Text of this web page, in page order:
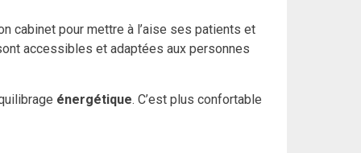
cabinet pour mettre à l’aise ses patients et
accessibles et adaptées aux personnes
énergétique. C’est plus confortable